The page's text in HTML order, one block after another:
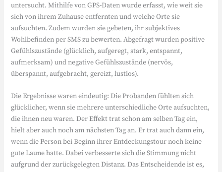
untersucht. Mithilfe von GPS-Daten wurde erfasst, wie weit sie
sich von ihrem Zuhause entfernten und welche Orte sie
aufsuchten. Zudem wurden sie gebeten, ihr subjektives
Wohlbefinden per SMS zu bewerten. Abgefragt wurden positive
Gefühlszustände (glücklich, aufgeregt, stark, entspannt,
aufmerksam) und negative Gefühlszustände (nervös,
überspannt, aufgebracht, gereizt, lustlos).
Die Ergebnisse waren eindeutig: Die Probanden fühlten sich
glücklicher, wenn sie mehrere unterschiedliche Orte aufsuchten,
die ihnen neu waren. Der Effekt trat schon am selben Tag ein,
hielt aber auch noch am nächsten Tag an. Er trat auch dann ein,
wenn die Person bei Beginn ihrer Entdeckungstour noch keine
gute Laune hatte. Dabei verbesserte sich die Stimmung nicht
aufgrund der zurückgelegten Distanz. Das Entscheidende ist es,